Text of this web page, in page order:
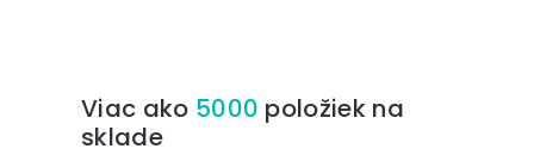
Viac ako 5000 položiek na
sklade